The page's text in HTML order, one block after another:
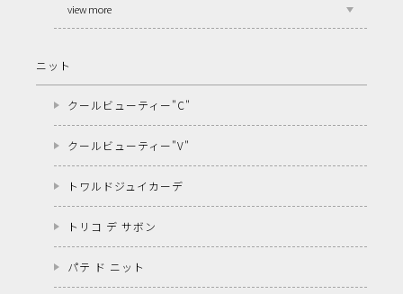
view more
ニット
クールビューティー"C"
クールビューティー"V"
トワルドジュイカーデ
トリコ デ サボン
パテ ド ニット